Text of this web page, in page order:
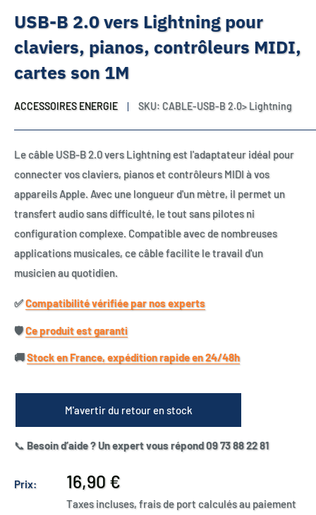
USB-B 2.0 vers Lightning pour
claviers, pianos, contrôleurs MIDI,
cartes son 1M
ACCESSOIRES ENERGIE SKU: CABLE-USB-B 2.0> Lightning
Le câble USB-B 2.0 vers Lightning est l'adaptateur idéal pour
connecter vos claviers, pianos et contrôleurs MIDI à vos
appareils Apple. Avec une longueur d'un mètre, il permet un
transfert audio sans difficulté, le tout sans pilotes ni
configuration complexe. Compatible avec de nombreuses
applications musicales, ce câble facilite le travail d'un
musicien au quotidien.
✅​Compatibilité vérifiée par nos experts
🛡️​Ce produit est garanti
🚚​Stock en France, expédition rapide en 24/48h
M'avertir du retour en stock
📞 Besoin d’aide ? Un expert vous répond 09 73 88 22 81
Prix:
Prix
réduit
16,90 €
Taxes incluses, frais de port calculés au paiement